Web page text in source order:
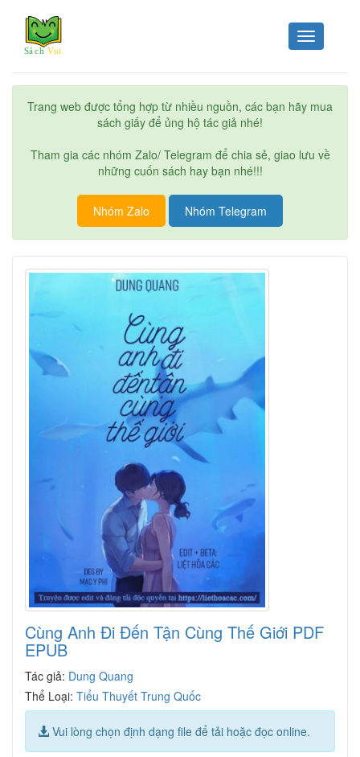
Toggle
navigation
Trang web được tổng hợp từ nhiều nguồn, các bạn hãy mua
sách giấy để ủng hộ tác giả nhé!
Tham gia các nhóm Zalo/ Telegram để chia sẻ, giao lưu về
những cuốn sách hay bạn nhé!!!
Nhóm Zalo Nhóm Telegram
Cùng Anh Đi Đến Tận Cùng Thế Giới PDF
EPUB
Tác giả: Dung Quang
Thể Loại: Tiểu Thuyết Trung Quốc
Vui lòng chọn định dạng file để tải hoặc đọc online.